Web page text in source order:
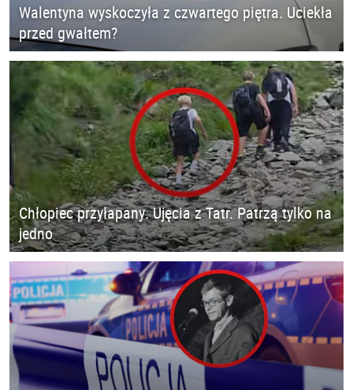
Walentyna wyskoczyła z czwartego piętra. Uciekła
przed gwałtem?
Chłopiec przyłapany. Ujęcia z Tatr. Patrzą tylko na
jedno